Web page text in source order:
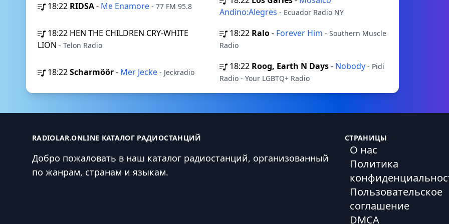
18:22 RIDSA- Me Enamore - 77 FM 95.8
Andino:Alegres - Ecuador Radio NY
18:22 HEN THE CHILDREN CRY-WHITE
LION - Telon Radio
18:22 Ralo- Forever Him - Southern Muscle
Radio
18:22Scharmöör- Mer Jecke - Jeckradio
18:22 Roog, Earth N Days- Nobody - Pidi
Radio - Your LGBTQ+ Radio
RADIOLAR.ONLINE КАТАЛОГ РАДИОСТАНЦИЙ
Добро пожаловать в наш каталог радиостанций, организованный
по жанрам, странам и языкам.
СТРАНИЦЫ
О нас
Политика
Пользовательское
соглашение
DMCA